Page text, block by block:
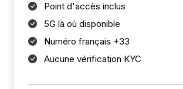
Point d'accès inclus
5G là où disponible
Numéro français +33
Aucune vérification KYC